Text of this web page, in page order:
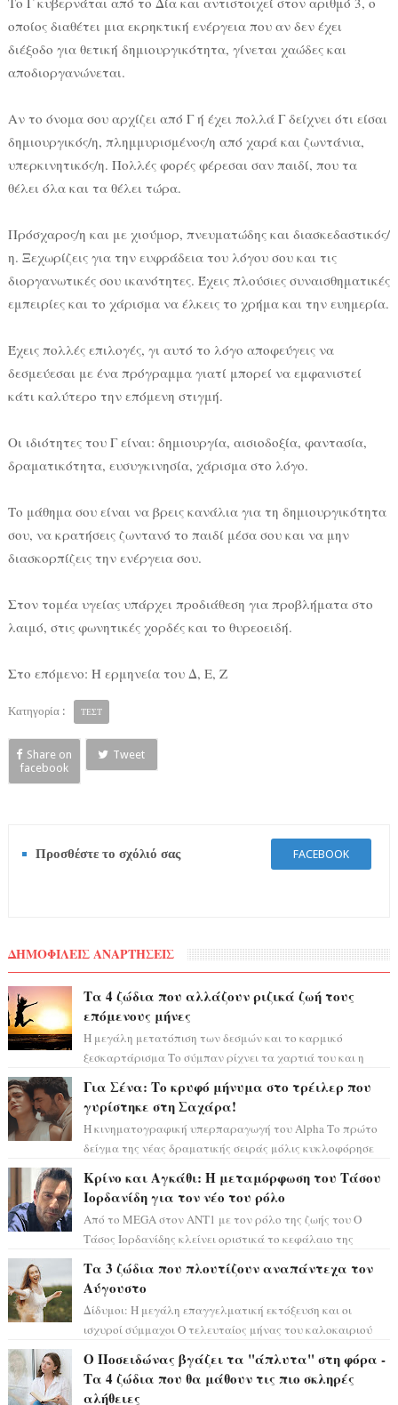
οποίος διαθέτει μια εκρηκτική ενέργεια που αν δεν έχει
διέξοδο για θετική δημιουργικότητα, γίνεται χαώδες και
αποδιοργανώνεται.
Αν το όνομα σου αρχίζει από Γ ή έχει πολλά Γ δείχνει ότι είσαι
δημιουργικός/η, πλημμυρισμένος/η από χαρά και ζωντάνια,
υπερκινητικός/η. Πολλές φορές φέρεσαι σαν παιδί, που τα
θέλει όλα και τα θέλει τώρα.
Πρόσχαρος/η και με χιούμορ, πνευματώδης και διασκεδαστικός/
η. Ξεχωρίζεις για την ευφράδεια του λόγου σου και τις
διοργανωτικές σου ικανότητες. Έχεις πλούσιες συναισθηματικές
εμπειρίες και το χάρισμα να έλκεις το χρήμα και την ευημερία.
Έχεις πολλές επιλογές, γι αυτό το λόγο αποφεύγεις να
δεσμεύεσαι με ένα πρόγραμμα γιατί μπορεί να εμφανιστεί
κάτι καλύτερο την επόμενη στιγμή.
Οι ιδιότητες του Γ είναι: δημιουργία, αισιοδοξία, φαντασία,
δραματικότητα, ευσυγκινησία, χάρισμα στο λόγο.
Το μάθημα σου είναι να βρεις κανάλια για τη δημιουργικότητα
σου, να κρατήσεις ζωντανό το παιδί μέσα σου και να μην
διασκορπίζεις την ενέργεια σου.
Στον τομέα υγείας υπάρχει προδιάθεση για προβλήματα στο
λαιμό, στις φωνητικές χορδές και το θυρεοειδή.
Στο επόμενο: Η ερμηνεία του Δ, Ε, Ζ
Κατηγορία : ΤΕΣΤ
Share on
facebook
Tweet
Προσθέστε το σχόλιό σας FACEBOOK
ΔΗΜΟΦΙΛΕΙΣ ΑΝΑΡΤΗΣΕΙΣ
Τα 4 ζώδια που αλλάζουν ριζικά ζωή τους
επόμενους μήνες
Η μεγάλη μετατόπιση των δεσμών και το καρμικό
ξεσκαρτάρισμα Το σύμπαν ρίχνει τα χαρτιά του και η
Για Σένα: Το κρυφό μήνυμα στο τρέιλερ που
γυρίστηκε στη Σαχάρα!
Η κινηματογραφική υπερπαραγωγή του Alpha Το πρώτο
δείγμα της νέας δραματικής σειράς μόλις κυκλοφόρησε
Κρίνο και Αγκάθι: Η μεταμόρφωση του Τάσου
Ιορδανίδη για τον νέο του ρόλο
Από το MEGA στον ΑΝΤ1 με τον ρόλο της ζωής του Ο
Τάσος Ιορδανίδης κλείνει οριστικά το κεφάλαιο της
Τα 3 ζώδια που πλουτίζουν αναπάντεχα τον
Αύγουστο
Δίδυμοι: Η μεγάλη επαγγελματική εκτόξευση και οι
ισχυροί σύμμαχοι Ο τελευταίος μήνας του καλοκαιριού
Ο Ποσειδώνας βγάζει τα "άπλυτα" στη φόρα -
Τα 4 ζώδια που θα μάθουν τις πιο σκληρές
αλήθειες